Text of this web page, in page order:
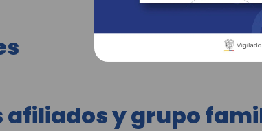
afiliados y grupo